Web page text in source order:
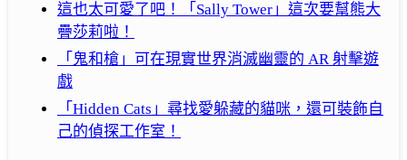
這也太可愛了吧！「Sally Tower」這次要幫熊大
疊莎莉啦！
「鬼和槍」可在現實世界消滅幽靈的 AR 射擊遊
戲
「Hidden Cats」尋找愛躲藏的貓咪，還可裝飾自
己的偵探工作室！